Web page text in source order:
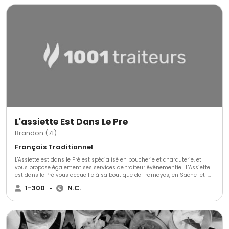
L'assiette Est Dans Le Pre
Brandon (71)
Français Traditionnel
L'Assiette est dans le Pré est spécialisé en boucherie et charcuterie, et
vous propose également ses services de traiteur évènementiel. L'Assiette
est dans le Pré vous accueille à sa boutique de Tramayes, en Saône-et-
Loire, et vous propose de découvrir toutes ses spécialités de boucherie et
charcuterie, mais vous propose aussi de nombreux plats cuisinés à
amoureux de la cuisine, tous deux vous proposent des spécialités
réalisées à partir de produits frais et sélectionnés avec soin. À votre
1-300 • N.C.